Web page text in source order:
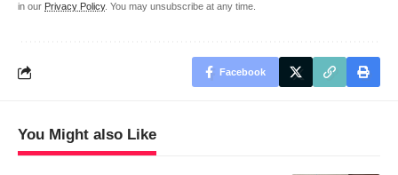
in our Privacy Policy. You may unsubscribe at any time.
Facebook
You Might also Like